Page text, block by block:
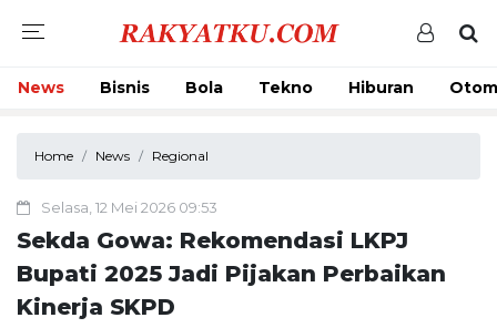
News Bisnis Bola Tekno Hiburan
Home News Regional
Selasa, 12 Mei 2026 09:53
Sekda Gowa: Rekomendasi LKPJ
Bupati 2025 Jadi Pijakan Perbaikan
Kinerja SKPD